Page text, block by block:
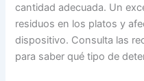
cantidad adecuada. Un
residuos en los platos y
dispositivo. Consulta las
para saber qué tipo de